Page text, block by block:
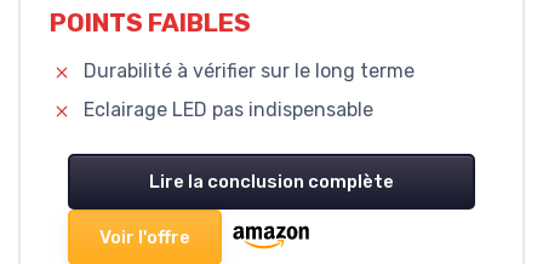
POINTS FAIBLES
Durabilité à vérifier sur le long terme
Eclairage LED pas indispensable
Lire la conclusion complète
Voir l'offre